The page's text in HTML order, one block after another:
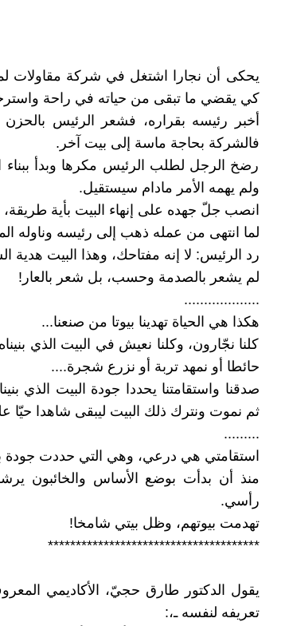
يحكى أن نجارا اشتغل في شركة مقاولات
كي يقضي ما تبقى من حياته في راحة
أخبر رئيسه بقراره، فشعر الرئيس
فالشركة بحاجة ماسة إلى بيت آخر.
رضخ الرجل لطلب الرئيس مكرها وبدأ ببناء
ولم يهمه الأمر مادام سيستقيل.
انصب جلّ جهده على إنهاء البيت بأية
لما انتهى من عمله ذهب إلى رئيسه وناوله
رد الرئيس: لا إنه مفتاحك، وهذا البيت هدية
لم يشعر بالصدمة وحسب، بل شعر بالعار!
...................
هكذا هي الحياة تهدينا بيوتا من صنعنا...
كلنا نجّارون، وكلنا نعيش في البيت الذي
حائطا أو نمهد تربة أو نزرع شجرة....
صدقنا واستقامتنا يحددا جودة البيت الذي
ثم نموت ونترك ذلك البيت ليبقى شاهدا حيّا
.........
استقامتي هي درعي، وهي التي حددت جودة
منذ أن بدأت بوضع الأساس والخائبون
رأسي.
تهدمت بيوتهم، وظل بيتي شامخا!
**************************************
يقول الدكتور طارق حجيّ، الأكاديمي
تعريفه لنفسه ـ،: